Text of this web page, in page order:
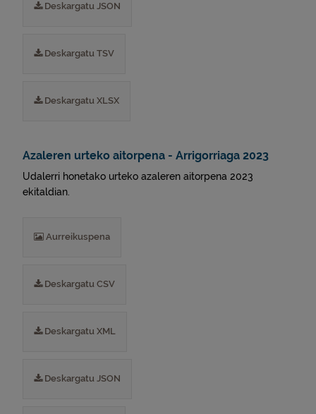
Deskargatu JSON
Deskargatu TSV
Deskargatu XLSX
Azaleren urteko aitorpena - Arrigorriaga 2023
Udalerri honetako urteko azaleren aitorpena 2023
ekitaldian.
Aurreikuspena
Deskargatu CSV
Deskargatu XML
Deskargatu JSON